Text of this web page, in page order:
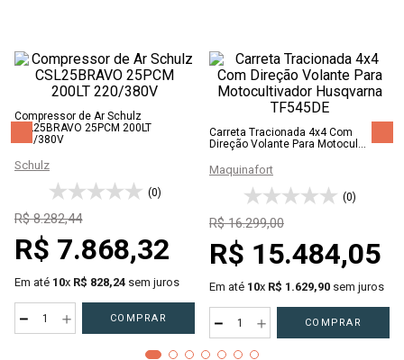
Compressor de Ar Schulz
CSL25BRAVO 25PCM 200LT
220/380V
Schulz
(0)
R$ 8.282,44
R$ 7.868,32
Em até 10x R$ 828,24 sem juros
＋
－ COMPRAR
Carreta Tracionada 4x4 Com
Direção Volante Para Motocul...
Maquinafort
(0)
R$ 16.299,00
R$ 15.484,05
Em até 10x R$ 1 .629,90 sem juros
＋
－ COMPRAR